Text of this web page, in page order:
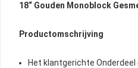
18“ Gouden Monoblock
Productomschrijving
Het klantgerichte